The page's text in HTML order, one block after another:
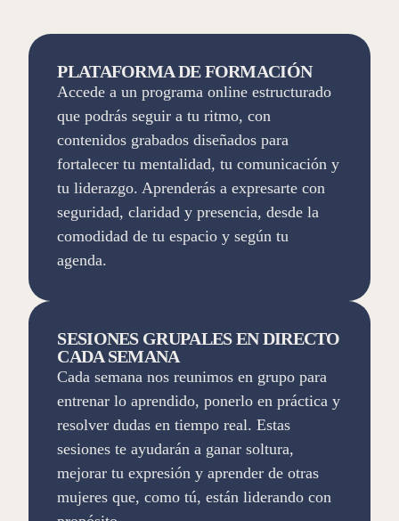
PLATAFORMA DE FORMACIÓN
Accede a un programa online estructurado
que podrás seguir a tu ritmo, con
contenidos grabados diseñados para
fortalecer tu mentalidad, tu comunicación y
tu liderazgo. Aprenderás a expresarte con
seguridad, claridad y presencia, desde la
comodidad de tu espacio y según tu
agenda.
SESIONES GRUPALES EN DIRECTO
CADA SEMANA
Cada semana nos reunimos en grupo para
entrenar lo aprendido, ponerlo en práctica y
resolver dudas en tiempo real. Estas
sesiones te ayudarán a ganar soltura,
mejorar tu expresión y aprender de otras
mujeres que, como tú, están liderando con